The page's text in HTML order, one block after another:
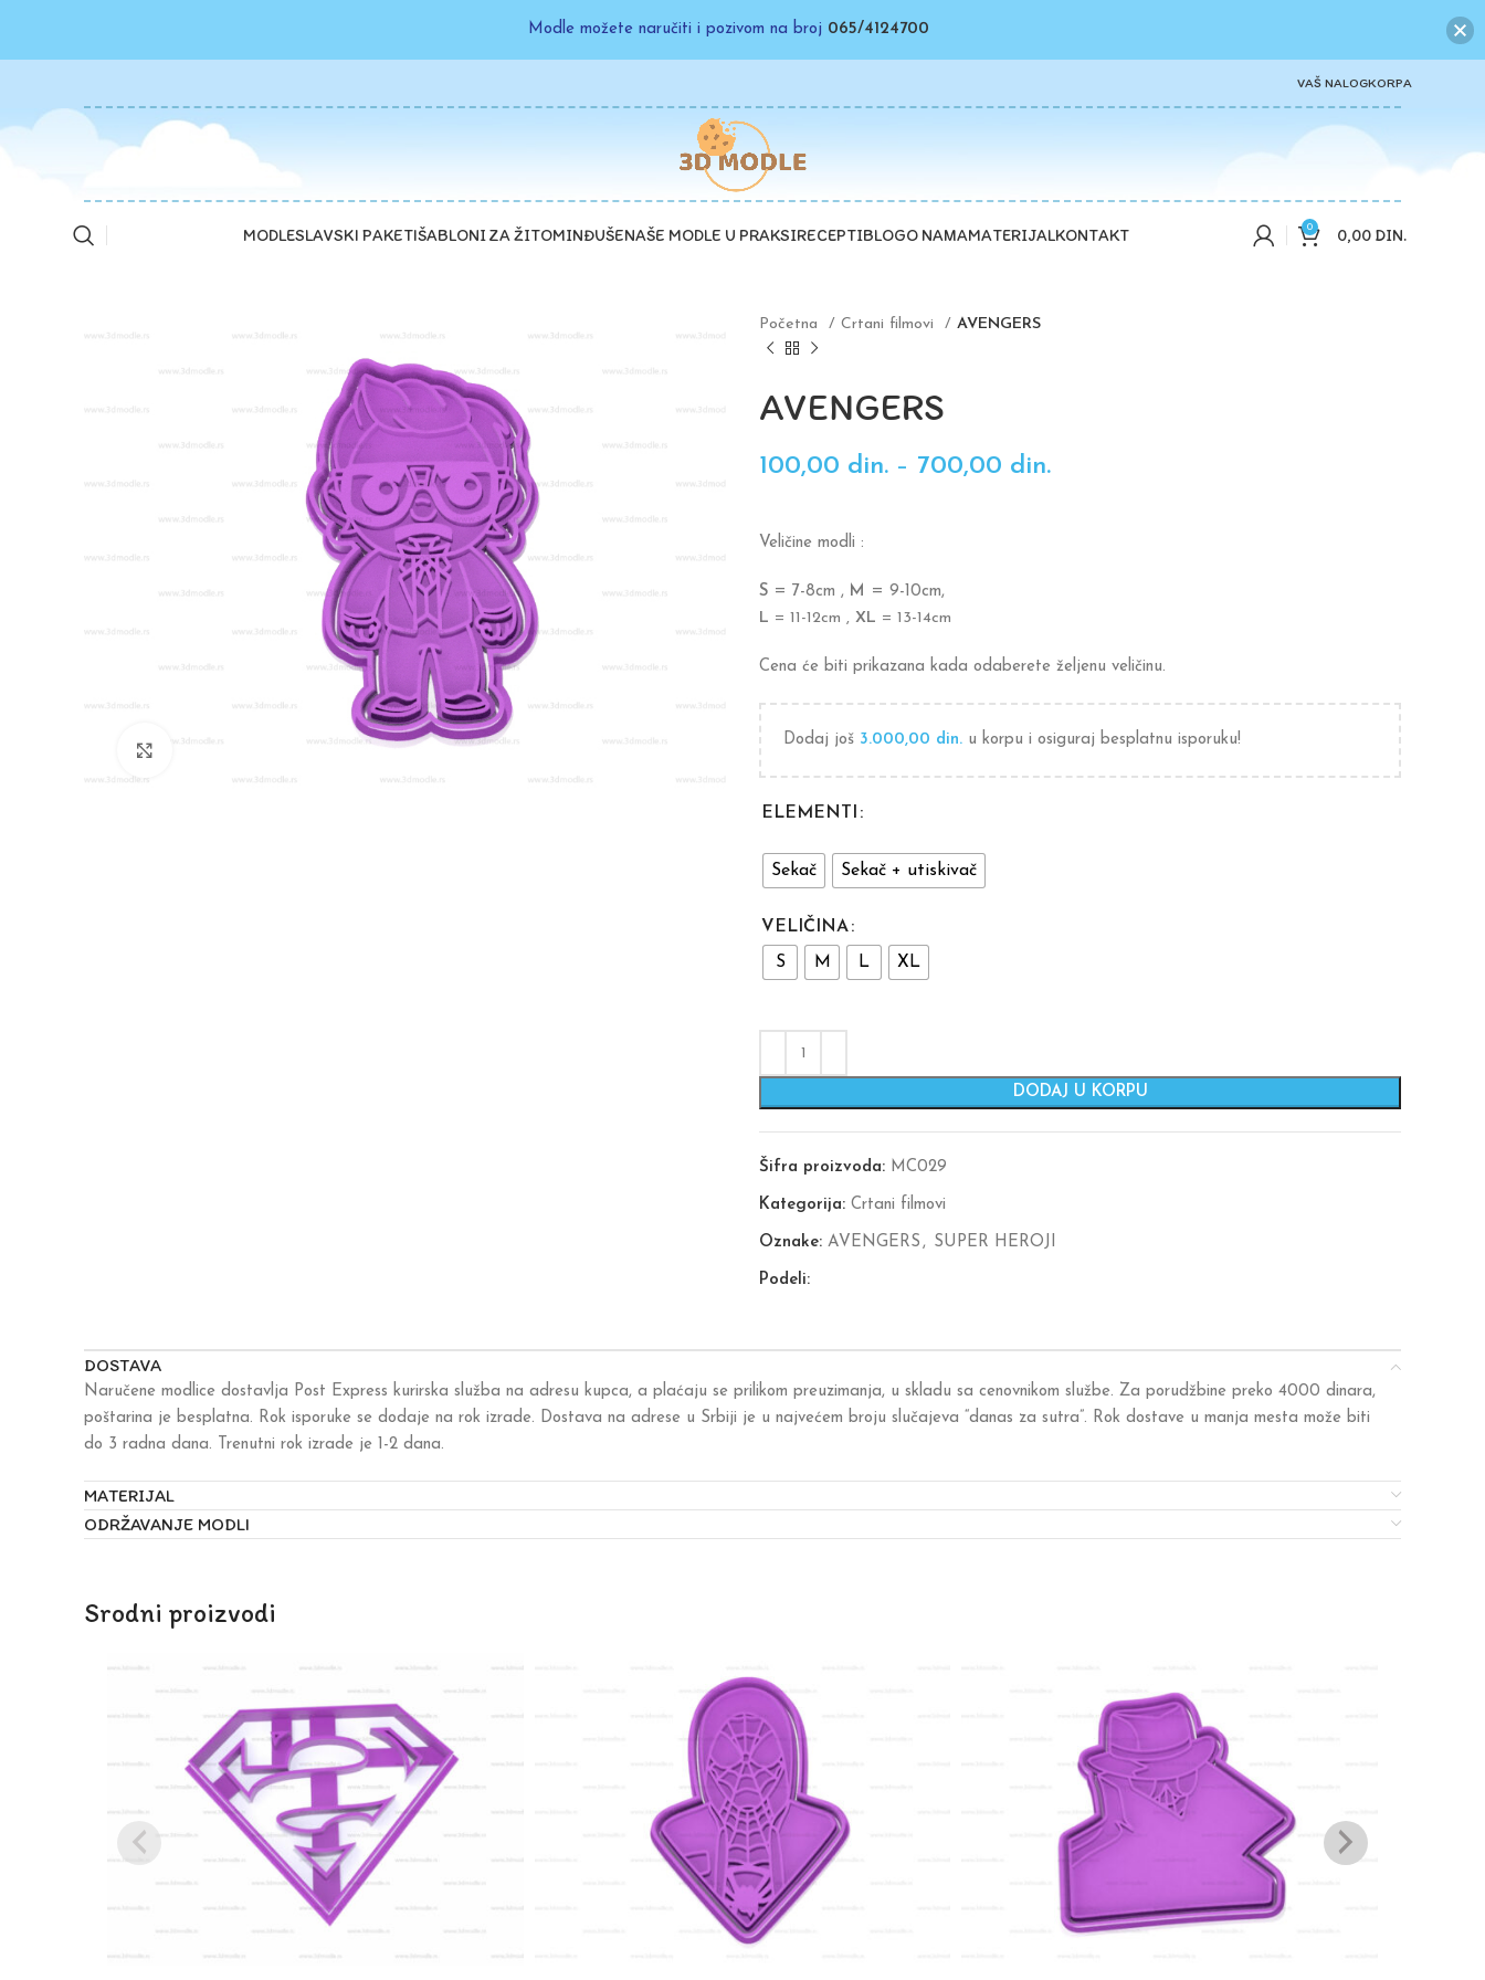
VAŠ NALOGKORPA
MODLESLAVSKI PAKETIŠABLONI ZA ŽITOMINĐUŠENAŠE MODLE U PRAKSIRECEPTIBLOGO NAMAMATERIJALKONTAKT 0 0,00 DIN.
Početna Crtani filmovi AVENGERS
AVENGERS
100,00 din. – 700,00 din.
Veličine modli :
S = 7-8cm , M = 9-10cm,
L = 11-12cm , XL = 13-14cm
Cena će biti prikazana kada odaberete željenu veličinu.
Dodaj još 3.000,00 din. u korpu i osiguraj besplatnu isporuku!
ELEMENTI
Sekač Sekač + utiskivač
VELIČINA
S
M L XL
DODAJ U KORPU
Šifra proizvoda: MC029
Kategorija: Crtani filmovi
Oznake: AVENGERS , SUPER HEROJI
Podeli:
DOSTAVA
Naručene modlice dostavlja Post Express kurirska služba na adresu kupca, a plaćaju se prilikom preuzimanja, u skladu sa cenovnikom službe. Za porudžbine preko 4000 dinara,
poštarina je besplatna. Rok isporuke se dodaje na rok izrade. Dostava na adrese u Srbiji je u najvećem broju slučajeva “danas za sutra”. Rok dostave u manja mesta može biti
do 3 radna dana. Trenutni rok izrade je 1-2 dana.
MATERIJAL
ODRŽAVANJE MODLI
Srodni proizvodi
Modle možete naručiti i pozivom na broj 065/4124700